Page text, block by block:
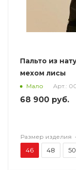
Пальто из
мехом лисы
Мало Арт.:
68 900 руб.
Размер изделия
46 48 50